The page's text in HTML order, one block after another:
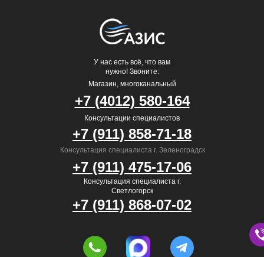
У нас есть всё, что вам
нужно! Звоните:
Магазин, многоканальный
Консультация специалиста г.
Светлогорск
Консультация специалиста г. Зеленоградск
Консультации специалистов
+7 (911) 858-71-18
+7 (911) 475-17-06
+7 (911) 868-07-02
+7 (4012) 580-164